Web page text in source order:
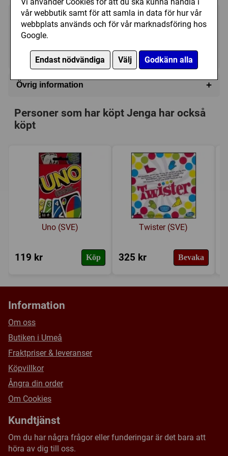
Vi använder Cookies för att du ska kunna handla i
vår webbutik samt för att samla in data för hur vår
webbplats används och för vår marknadsföring hos
Google.
Endast nödvändiga Välj Godkänn alla
275 kr Bevaka
Tillfälligt slut
Övrig information +
Kategori: Fingerfärdighet
Tillverkare:
Försälj. rank:427/18137
Personer som har köpt Jenga har också
köpt
Uno (SVE)
119 kr Köp
Twister (SVE)
325 kr Bevaka
Information
Om oss
Butiken i Umeå
Fraktpriser & leveranser
Köpvillkor
Ångra din order
Om Cookies
Kundtjänst
Om du har några frågor eller funderingar är det bara att
höra av dig till oss.